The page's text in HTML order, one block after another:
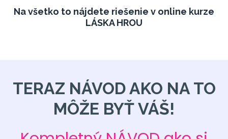
Na všetko to nájdete riešenie v online kurze
LÁSKA HROU
TERAZ NÁVOD AKO NA TO
MÔŽE BYŤ VÁŠ!